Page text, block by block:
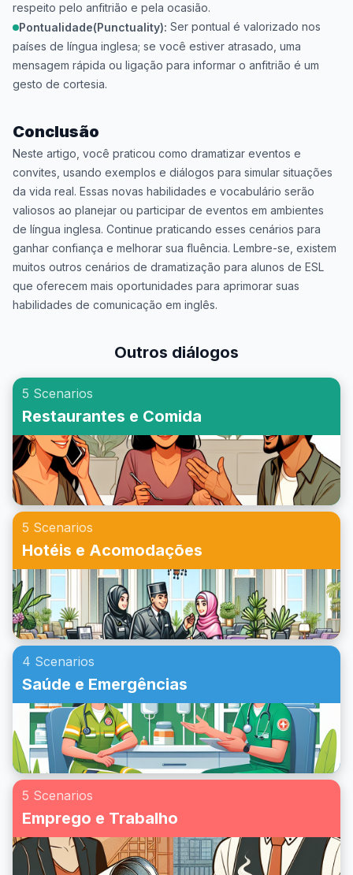
respeito pelo anfitrião e pela ocasião.
Pontualidade(Punctuality): Ser pontual é valorizado nos
países de língua inglesa; se você estiver atrasado, uma
mensagem rápida ou ligação para informar o anfitrião é um
gesto de cortesia.
Conclusão
Neste artigo, você praticou como dramatizar eventos e
convites, usando exemplos e diálogos para simular situações
da vida real. Essas novas habilidades e vocabulário serão
valiosos ao planejar ou participar de eventos em ambientes
de língua inglesa. Continue praticando esses cenários para
ganhar confiança e melhorar sua fluência. Lembre-se, existem
muitos outros cenários de dramatização para alunos de ESL
que oferecem mais oportunidades para aprimorar suas
habilidades de comunicação em inglês.
Outros diálogos
5 Scenarios
Restaurantes e Comida
5 Scenarios
Hotéis e Acomodações
4 Scenarios
Saúde e Emergências
5 Scenarios
Emprego e Trabalho